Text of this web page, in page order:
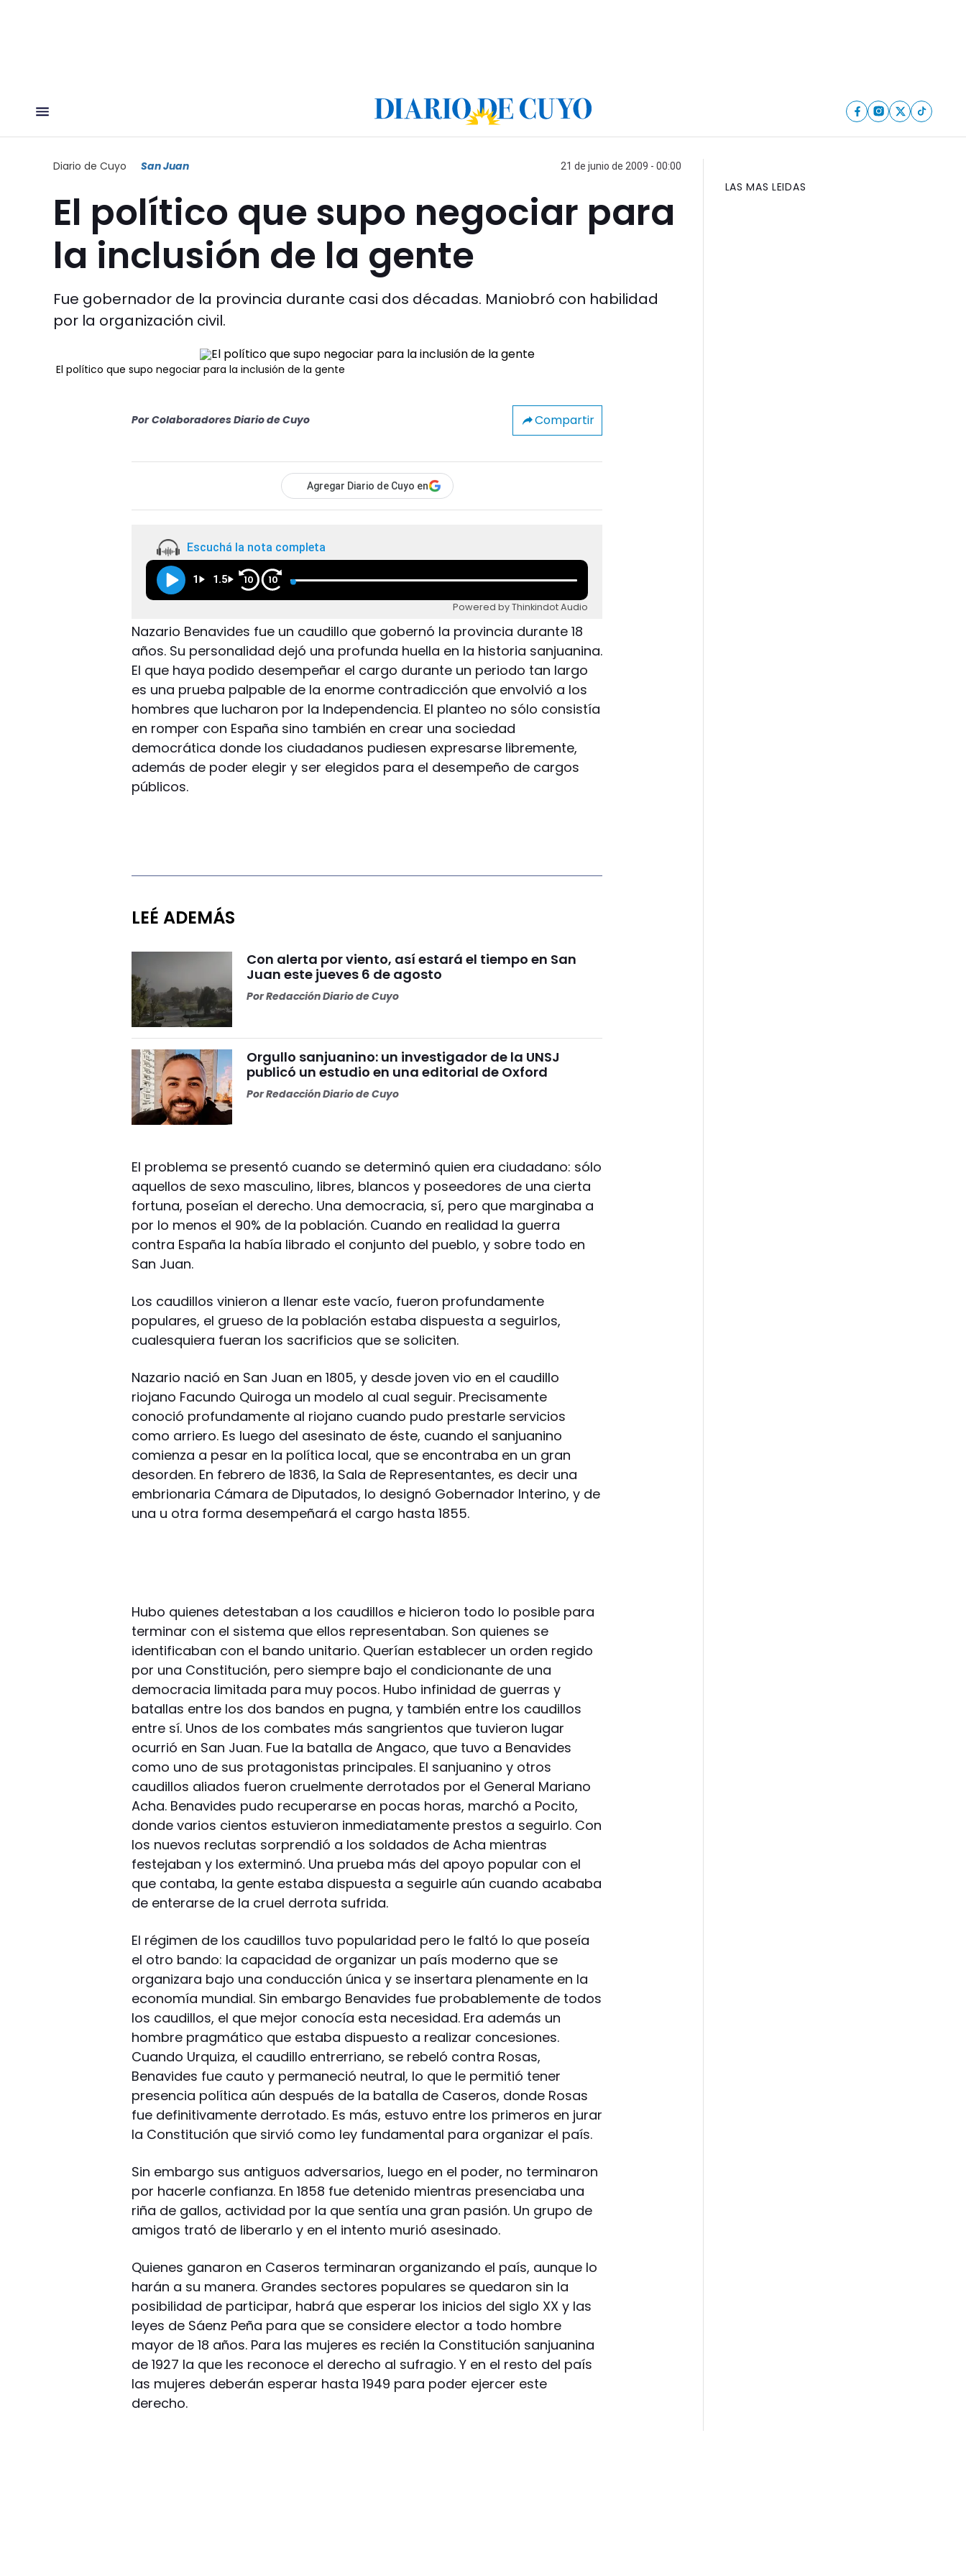
Diario de Cuyo San Juan 21 de junio de 2009 - 00:00
El político que supo negociar para
la inclusión de la gente
Fue gobernador de la provincia durante casi dos décadas. Maniobró con habilidad
por la organización civil.
El político que supo negociar para la inclusión de la gente
Por Colaboradores Diario de Cuyo Compartir
Agregar Diario de Cuyo en
Escuchá la nota completa
1 1.5 10 10
Powered by Thinkindot Audio
Nazario Benavides fue un caudillo que gobernó la provincia durante 18
años. Su personalidad dejó una profunda huella en la historia sanjuanina.
El que haya podido desempeñar el cargo durante un periodo tan largo
es una prueba palpable de la enorme contradicción que envolvió a los
hombres que lucharon por la Independencia. El planteo no sólo consistía
en romper con España sino también en crear una sociedad
democrática donde los ciudadanos pudiesen expresarse libremente,
además de poder elegir y ser elegidos para el desempeño de cargos
públicos.
LEÉ ADEMÁS
Con alerta por viento, así estará el tiempo en San
Juan este jueves 6 de agosto
PorRedacción Diario de Cuyo
Orgullo sanjuanino: un investigador de la UNSJ
publicó un estudio en una editorial de Oxford
PorRedacción Diario de Cuyo
El problema se presentó cuando se determinó quien era ciudadano: sólo
aquellos de sexo masculino, libres, blancos y poseedores de una cierta
fortuna, poseían el derecho. Una democracia, sí, pero que marginaba a
por lo menos el 90% de la población. Cuando en realidad la guerra
contra España la había librado el conjunto del pueblo, y sobre todo en
San Juan.
Los caudillos vinieron a llenar este vacío, fueron profundamente
populares, el grueso de la población estaba dispuesta a seguirlos,
cualesquiera fueran los sacrificios que se soliciten.
Nazario nació en San Juan en 1805, y desde joven vio en el caudillo
riojano Facundo Quiroga un modelo al cual seguir. Precisamente
conoció profundamente al riojano cuando pudo prestarle servicios
como arriero. Es luego del asesinato de éste, cuando el sanjuanino
comienza a pesar en la política local, que se encontraba en un gran
desorden. En febrero de 1836, la Sala de Representantes, es decir una
embrionaria Cámara de Diputados, lo designó Gobernador Interino, y de
una u otra forma desempeñará el cargo hasta 1855.
Hubo quienes detestaban a los caudillos e hicieron todo lo posible para
terminar con el sistema que ellos representaban. Son quienes se
identificaban con el bando unitario. Querían establecer un orden regido
por una Constitución, pero siempre bajo el condicionante de una
democracia limitada para muy pocos. Hubo infinidad de guerras y
batallas entre los dos bandos en pugna, y también entre los caudillos
entre sí. Unos de los combates más sangrientos que tuvieron lugar
ocurrió en San Juan. Fue la batalla de Angaco, que tuvo a Benavides
como uno de sus protagonistas principales. El sanjuanino y otros
caudillos aliados fueron cruelmente derrotados por el General Mariano
Acha. Benavides pudo recuperarse en pocas horas, marchó a Pocito,
donde varios cientos estuvieron inmediatamente prestos a seguirlo. Con
los nuevos reclutas sorprendió a los soldados de Acha mientras
festejaban y los exterminó. Una prueba más del apoyo popular con el
que contaba, la gente estaba dispuesta a seguirle aún cuando acababa
de enterarse de la cruel derrota sufrida.
El régimen de los caudillos tuvo popularidad pero le faltó lo que poseía
el otro bando: la capacidad de organizar un país moderno que se
organizara bajo una conducción única y se insertara plenamente en la
economía mundial. Sin embargo Benavides fue probablemente de todos
los caudillos, el que mejor conocía esta necesidad. Era además un
hombre pragmático que estaba dispuesto a realizar concesiones.
Cuando Urquiza, el caudillo entrerriano, se rebeló contra Rosas,
Benavides fue cauto y permaneció neutral, lo que le permitió tener
presencia política aún después de la batalla de Caseros, donde Rosas
fue definitivamente derrotado. Es más, estuvo entre los primeros en jurar
la Constitución que sirvió como ley fundamental para organizar el país.
Sin embargo sus antiguos adversarios, luego en el poder, no terminaron
por hacerle confianza. En 1858 fue detenido mientras presenciaba una
riña de gallos, actividad por la que sentía una gran pasión. Un grupo de
amigos trató de liberarlo y en el intento murió asesinado.
Quienes ganaron en Caseros terminaran organizando el país, aunque lo
harán a su manera. Grandes sectores populares se quedaron sin la
posibilidad de participar, habrá que esperar los inicios del siglo XX y las
leyes de Sáenz Peña para que se considere elector a todo hombre
mayor de 18 años. Para las mujeres es recién la Constitución sanjuanina
de 1927 la que les reconoce el derecho al sufragio. Y en el resto del país
las mujeres deberán esperar hasta 1949 para poder ejercer este
derecho.
LAS MAS LEIDAS